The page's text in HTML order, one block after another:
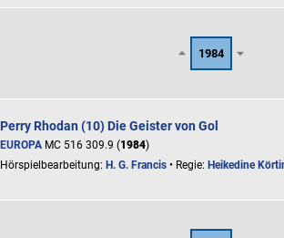
1984
Perry Rhodan (10) Die Geister von Gol
EUROPA MC 516 309.9 (1984)
Hörspielbearbeitung: H. G. Francis • Regie: Heikedine